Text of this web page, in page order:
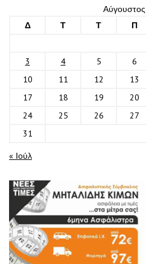
Δ
Τ Τ Π
3
4 5 6
10
11 12 13
17
18 19 20
24
25 26 27
31
« Ιούλ